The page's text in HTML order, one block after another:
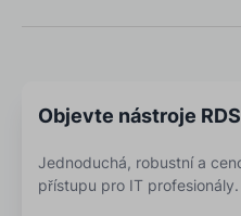
Objevte nástroje RDS
Jednoduchá, robustní a
přístupu pro IT profesionály.